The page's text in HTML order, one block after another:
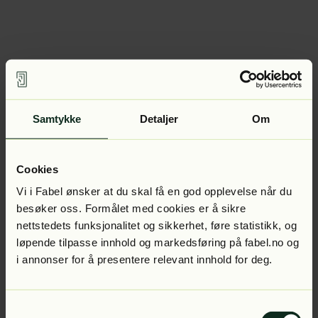
Samtykke Detaljer Om
Cookies
Vi i Fabel ønsker at du skal få en god opplevelse når du
besøker oss. Formålet med cookies er å sikre
nettstedets funksjonalitet og sikkerhet, føre statistikk, og
løpende tilpasse innhold og markedsføring på fabel.no og
i annonser for å presentere relevant innhold for deg.